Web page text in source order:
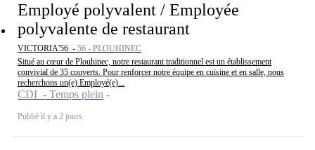
Employé polyvalent / Employée
polyvalente de restaurant
VICTORIA'56 - 56 - PLOUHINEC
Situé au cœur de Plouhinec, notre restaurant traditionnel est un établissement
convivial de 35 couverts. Pour renforcer notre équipe en cuisine et en salle, nous
recherchons un(e) Employé(e)...
CDI - Temps plein
Publié il y a 2 jours